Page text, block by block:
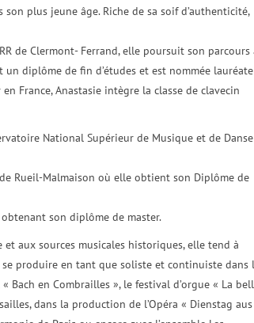
plus jeune âge. Riche de sa soif d’authenticité,
de Clermont- Ferrand, elle poursuit son parcours
diplôme de fin d’études et est nommée lauréate
France, Anastasie intègre la classe de clavecin
National Supérieur de Musique et de Danse
Rueil-Malmaison où elle obtient son Diplôme de
son diplôme de master.
aux sources musicales historiques, elle tend à
produire en tant que soliste et continuiste dans
Bach en Combrailles », le festival d’orgue « La
dans la production de l’Opéra « Dienstag aus